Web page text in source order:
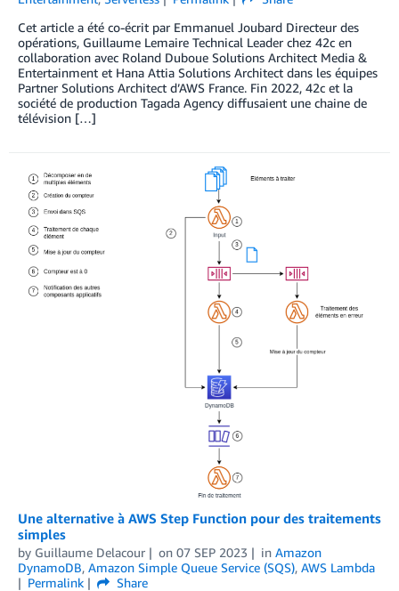
Cet article a été co-écrit par Emmanuel Joubard Directeur des
opérations, Guillaume Lemaire Technical Leader chez 42c en
collaboration avec Roland Duboue Solutions Architect Media &
Entertainment et Hana Attia Solutions Architect dans les équipes
Partner Solutions Architect d’AWS France. Fin 2022, 42c et la
société de production Tagada Agency diffusaient une chaine de
télévision […]
Une alternative à AWS Step Function pour des traitements
simples
by Guillaume Delacour on 07 SEP 2023 in Amazon
DynamoDB, Amazon Simple Queue Service (SQS), AWS Lambda
Permalink
Share